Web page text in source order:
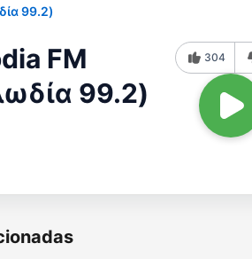
99.2)
FM
99.2)
304